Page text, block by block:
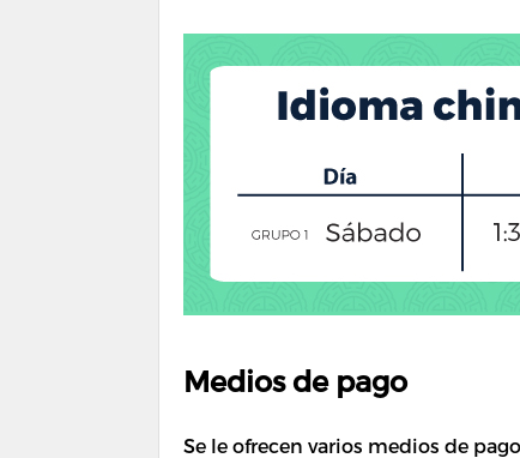
Medios de pago
Se le ofrecen varios medios de